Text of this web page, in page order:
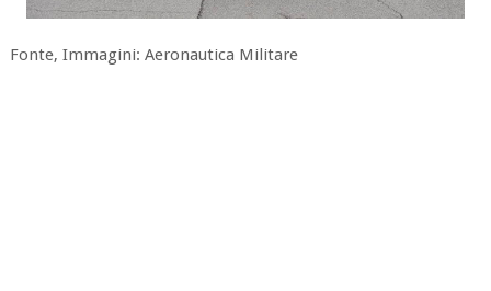
Fonte, Immagini: Aeronautica Militare